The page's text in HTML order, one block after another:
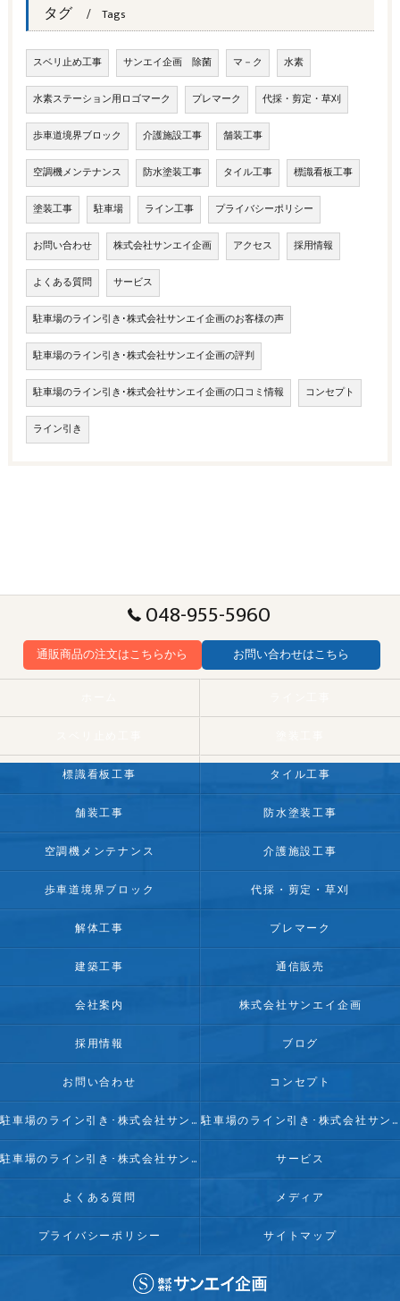
タグ Tags
スベリ止め工事 サンエイ企画 除菌 マ－ク 水素
水素ステーション用ロゴマーク プレマーク 代採・剪定・草刈
歩車道境界ブロック 介護施設工事 舗装工事
空調機メンテナンス 防水塗装工事 タイル工事 標識看板工事
塗装工事 駐車場 ライン工事 プライバシーポリシー
お問い合わせ 株式会社サンエイ企画 アクセス 採用情報
よくある質問 サービス
駐車場のライン引き･株式会社サンエイ企画のお客様の声
駐車場のライン引き･株式会社サンエイ企画の評判
駐車場のライン引き･株式会社サンエイ企画の口コミ情報 コンセプト
ライン引き
048-955-5960
通販商品の注文はこちらから お問い合わせはこちら
標識看板工事 タイル工事
舗装工事 防水塗装工事
空調機メンテナンス 介護施設工事
歩車道境界ブロック 代採・剪定・草刈
解体工事 プレマーク
建築工事 通信販売
会社案内 株式会社サンエイ企画
採用情報 ブログ
お問い合わせ コンセプト
駐車場のライン引き･株式会社サンエイ企画の口コミ情報 駐車場のライン引き･株式会社サンエイ企画の評判
駐車場のライン引き･株式会社サンエイ企画のお客様の声 サービス
よくある質問 メディア
プライバシーポリシー サイトマップ